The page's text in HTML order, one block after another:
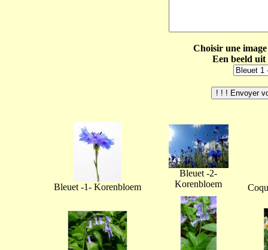
Choisir une
Een beeld
Bleuet -1- Korenbloem
Bleuet -2-
Korenbloem